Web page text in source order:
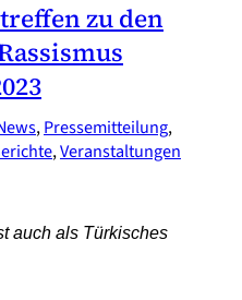
zu den
, Pressemitteilung
, Veranstaltungen